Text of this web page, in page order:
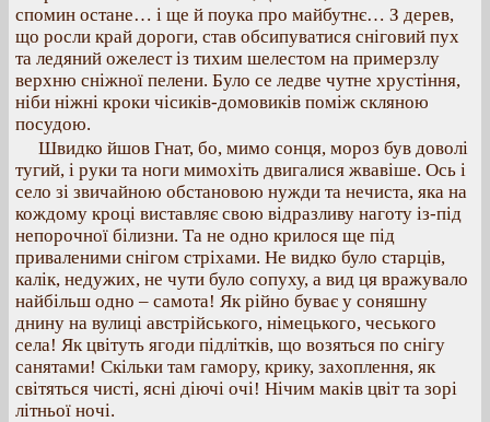
спомин остане… і ще й поука про майбутнє… З дерев,
що росли край дороги, став обсипуватися сніговий пух
та ледяний ожелест із тихим шелестом на примерзлу
верхню сніжної пелени. Було се ледве чутне хрустіння,
ніби ніжні кроки чісиків-домовиків поміж скляною
посудою.
Швидко йшов Гнат, бо, мимо сонця, мороз був доволі
тугий, і руки та ноги мимохіть двигалися жвавіше. Ось і
село зі звичайною обстановою нужди та нечиста, яка на
кождому кроці виставляє свою відразливу наготу із-під
непорочної білизни. Та не одно крилося ще під
приваленими снігом стріхами. Не видко було старців,
калік, недужих, не чути було сопуху, а вид ця вражувало
найбільш одно – самота! Як рійно буває у соняшну
днину на вулиці австрійського, німецького, чеського
села! Як цвітуть ягоди підлітків, що возяться по снігу
санятами! Скільки там гамору, крику, захоплення, як
світяться чисті, ясні діючі очі! Нічим маків цвіт та зорі
літньої ночі.